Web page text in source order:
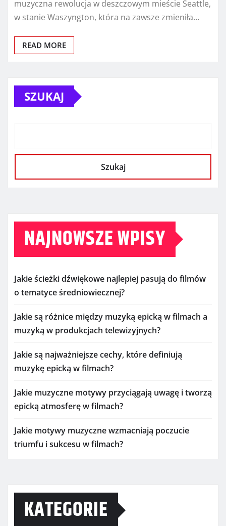
muzyczna rewolucja w deszczowym mieście Seattle,
w stanie Waszyngton, która na zawsze zmieniła…
READ MORE
SZUKAJ
Szukaj
NAJNOWSZE WPISY
Jakie ścieżki dźwiękowe najlepiej pasują do filmów
o tematyce średniowiecznej?
Jakie są różnice między muzyką epicką w filmach a
muzyką w produkcjach telewizyjnych?
Jakie są najważniejsze cechy, które definiują
muzykę epicką w filmach?
Jakie muzyczne motywy przyciągają uwagę i tworzą
epicką atmosferę w filmach?
Jakie motywy muzyczne wzmacniają poczucie
triumfu i sukcesu w filmach?
KATEGORIE